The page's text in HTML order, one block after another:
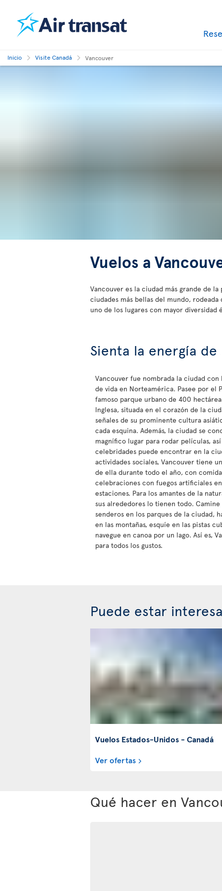
Inicio Visite Canadá Vancouver
Vuelos a
Vancouver es la ciudad más grande de
ciudades más bellas del mundo,
uno de los lugares con mayor diversidad
Sienta la energía
Vancouver fue nombrada la ciudad con
de vida en Norteamérica. Pasee por el
famoso parque urbano de 400
Inglesa, situada en el corazón de la
señales de su prominente cultura
cada esquina. Además, la ciudad se
magnífico lugar para rodar películas,
celebridades puede encontrar en la
actividades sociales, Vancouver tiene
de ella durante todo el año, con
celebraciones con fuegos artificiales
estaciones. Para los amantes de la
sus alrededores lo tienen todo.
senderos en los parques de la ciudad,
en las montañas, esquíe en las pistas
navegue en canoa por un lago. Así es,
para todos los gustos.
Puede estar
Vuelos Estados-Unidos - Canadá
Ver ofertas
Qué hacer en